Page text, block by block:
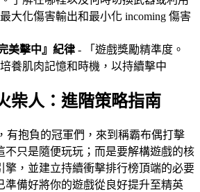
大化傷害輸出和最小化 incoming 傷害
美擊中』紀律 - 「遊戲獎勵精準度。
養肌肉記憶和時機，以持續擊中
柴人：進階策略指南
有抱負的冠軍們，來到稱霸布偶打擊
不只是隨便玩玩；而是要解構遊戲的核
擎，並建立持續衝擊排行榜頂端的必要
準備好將你的遊戲從良好提升至精英